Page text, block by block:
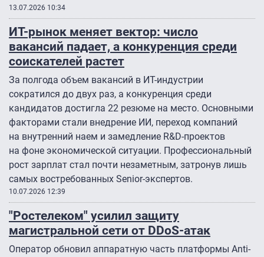
13.07.2026 10:34
ИТ-рынок меняет вектор: число
вакансий падает, а конкуренция среди
соискателей растет
За полгода объем вакансий в ИТ-индустрии
сократился до двух раз, а конкуренция среди
кандидатов достигла 22 резюме на место. Основными
факторами стали внедрение ИИ, переход компаний
на внутренний наем и замедление R&D-проектов
на фоне экономической ситуации. Профессиональный
рост зарплат стал почти незаметным, затронув лишь
самых востребованных Senior-экспертов.
10.07.2026 12:39
"Ростелеком" усилил защиту
магистральной сети от DDoS-атак
Оператор обновил аппаратную часть платформы Anti-